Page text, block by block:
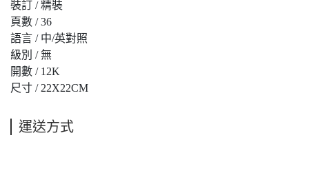
裝訂 / 精裝
頁數 / 36
語言 / 中/英對照
級別 / 無
開數 / 12K
尺寸 / 22X22CM
運送方式